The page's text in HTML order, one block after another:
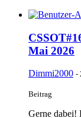
Mai 2026
Dimmi2000 -
Beitrag
Gerne dabei!